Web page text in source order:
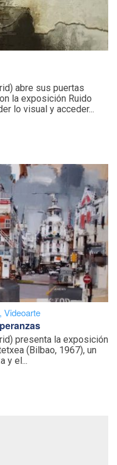
abre sus puertas
la exposición Ruido
lo visual y acceder...
, Videoarte
presenta la exposición
(Bilbao, 1967), un
y el...